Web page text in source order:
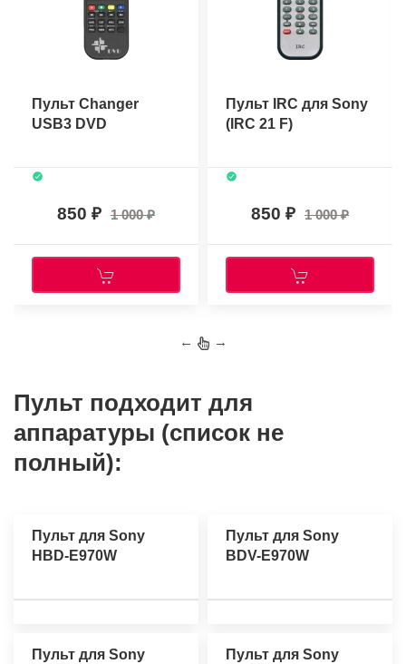
Пульт Changer
USB3 DVD
850 1 000
Пульт IRC для Sony
(IRC 21 F)
850 1 000
← →
Пульт подходит для
аппаратуры (список не
полный):
Пульт для Sony
HBD-E970W
Пульт для Sony
BDV-E970W
Пульт для Sony
Пульт для Sony